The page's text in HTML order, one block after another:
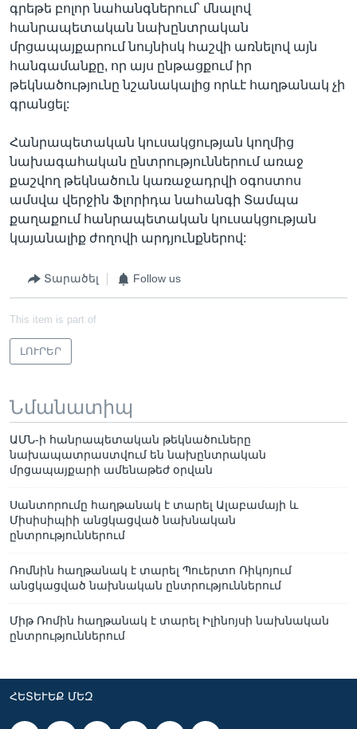
գրեթե բոլոր նահանգներում՝ մնալով
հանրապետական նախընտրական
մրցապայքարում նույնիսկ հաշվի առնելով այն
հանգամանքը, որ այս ընթացքում իր
թեկնածությունը նշանակալից որևէ հաղթանակ չի
գրանցել:
Հանրապետական կուսակցության կողմից
նախագահական ընտրություններում առաջ
քաշվող թեկնածուն կառաջադրվի օգոստոս
ամսվա վերջին Ֆլորիդա նահանգի Տամպա
քաղաքում հանրապետական կուսակցության
կայանալիք ժողովի արդյունքներով:
Տարածել Follow us
This item is part of
ԼՈՒՐԵՐ
Նմանատիպ
ԱՄՆ-ի հանրապետական թեկնածուները
նախապատրաստվում են նախընտրական
մրցապայքարի ամենաթեժ օրվան
Սանտորումը հաղթանակ է տարել Ալաբամայի և
Միսիսիպիի անցկացված նախնական
ընտրություններում
Ռոմնին հաղթանակ է տարել Պուերտո Ռիկոյում
անցկացված նախնական ընտրություններում
Միթ Ռոմին հաղթանակ է տարել Իլինոյսի նախնական
ընտրություններում
ՀԵՏԵՒԵՔ ՄԵԶ